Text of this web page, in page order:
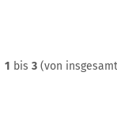
1 bis3 (von